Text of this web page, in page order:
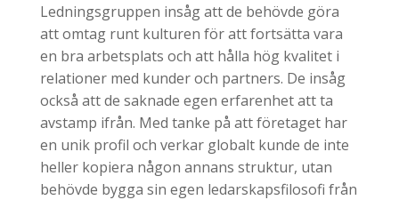
Ledningsgruppen insåg att de behövde göra
att omtag runt kulturen för att fortsätta vara
en bra arbetsplats och att hålla hög kvalitet i
relationer med kunder och partners. De insåg
också att de saknade egen erfarenhet att ta
avstamp ifrån. Med tanke på att företaget har
en unik profil och verkar globalt kunde de inte
heller kopiera någon annans struktur, utan
behövde bygga sin egen ledarskapsfilosofi från